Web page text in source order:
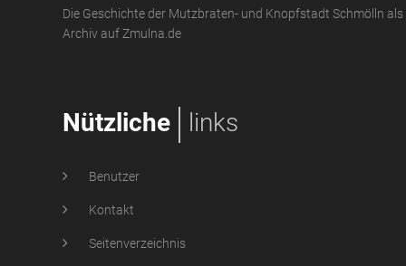
Die Geschichte der Mutzbraten- und Knopfstadt Schmölln
Archiv auf Zmulna.de
Nützliche links
Benutzer
Kontakt
Seitenverzeichnis